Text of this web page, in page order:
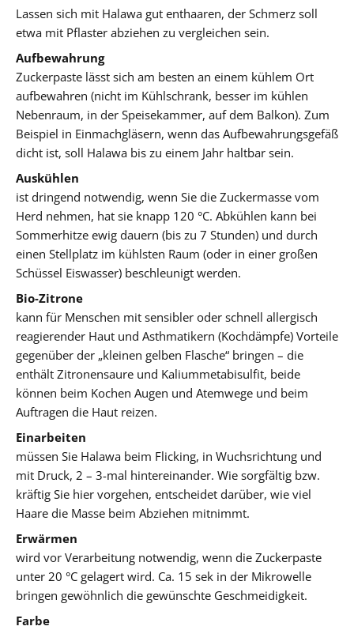
Lassen sich mit Halawa gut enthaaren, der Schmerz soll
etwa mit Pflaster abziehen zu vergleichen sein.
Aufbewahrung
Zuckerpaste lässt sich am besten an einem kühlem Ort
aufbewahren (nicht im Kühlschrank, besser im kühlen
Nebenraum, in der Speisekammer, auf dem Balkon). Zum
Beispiel in Einmachgläsern, wenn das Aufbewahrungsgefäß
dicht ist, soll Halawa bis zu einem Jahr haltbar sein.
Auskühlen
ist dringend notwendig, wenn Sie die Zuckermasse vom
Herd nehmen, hat sie knapp 120 °C. Abkühlen kann bei
Sommerhitze ewig dauern (bis zu 7 Stunden) und durch
einen Stellplatz im kühlsten Raum (oder in einer großen
Schüssel Eiswasser) beschleunigt werden.
Bio-Zitrone
kann für Menschen mit sensibler oder schnell allergisch
reagierender Haut und Asthmatikern (Kochdämpfe) Vorteile
gegenüber der „kleinen gelben Flasche“ bringen – die
enthält Zitronensaure und Kaliummetabisulfit, beide
können beim Kochen Augen und Atemwege und beim
Auftragen die Haut reizen.
Einarbeiten
müssen Sie Halawa beim Flicking, in Wuchsrichtung und
mit Druck, 2 – 3-mal hintereinander. Wie sorgfältig bzw.
kräftig Sie hier vorgehen, entscheidet darüber, wie viel
Haare die Masse beim Abziehen mitnimmt.
Erwärmen
wird vor Verarbeitung notwendig, wenn die Zuckerpaste
unter 20 °C gelagert wird. Ca. 15 sek in der Mikrowelle
bringen gewöhnlich die gewünschte Geschmeidigkeit.
Farbe